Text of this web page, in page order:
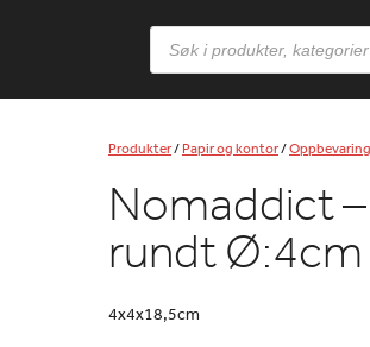
Products
search
Produkter/Papir og kontor/
Nomaddict
rundt Ø:4cm
4x4x18,5cm